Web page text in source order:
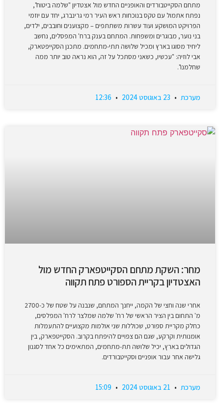
מתחם הסקייטבורדים והאופניים החדש מול אצטדיון "שלמה ביטוח",
נפתח אתמול עם טקס בנוכחות ראש העיר רמי גרינברג, יחד עם יוזמי
הפרויקט המושקע ועוד עשרות משתתפים – מקצוענים וחובבים, ילדים,
בני נוער, מבוגרים ומשפחות. המתחם בענק ברח' המפסלים, נחשב
ליחיד מסוגו בארץ ומכיל שלושה תתי-מתחמים. מתכנן הסקייפטארק,
אבי לוזיה: "עכשיו, כשאני מסתכל על זה, הוא נראה טוב יותר ממה
שחלמנו".
מערכת
מחר: השקת מתחם הסקייטפארק החדש מול
האצטדיון בקריית הספורט פתח תקווה
אחרי שנה וחצי של הקמה, ייחנך המתחם, שנבנה על שטח של כ-2700
מ' התחום בין הציר הראשי של רח' שלמה שמלצר לרח' המפלסים,
כחלק מקריית ספורט, שכוללות שני אולמות מקצועיים להתעמלות
אומנותית וקרקע, שגם הם צפויים להיפתח בקרוב. הסקייטפארק, בין
הגדולים בארץ, יכיל שלושה תת-מתחמים, המתאימים כל אחד לסגנון
גלישה אחר עבור אופניים וסקייטבורדים.
מערכת